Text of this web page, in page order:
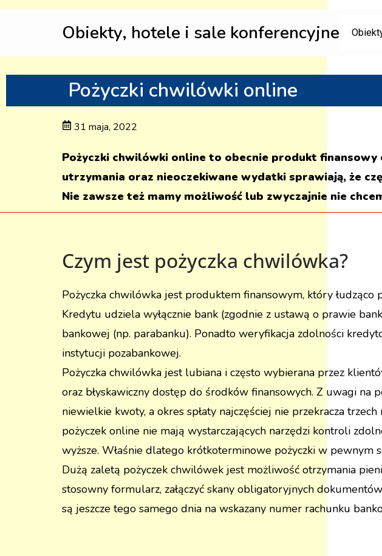
Obiekty, hotele i sale konferencyjne
Pożyczki chwilówki online
31 maja, 2022
Pożyczki chwilówki online to obecnie produkt finansowy
utrzymania oraz nieoczekiwane wydatki sprawiają, że
Nie zawsze też mamy możliwość lub zwyczajnie nie
Czym jest pożyczka chwilówka?
Pożyczka chwilówka jest produktem finansowym, który
Kredytu udziela wyłącznie bank (zgodnie z ustawą o prawie
bankowej (np. parabanku). Ponadto weryfikacja zdolności
instytucji pozabankowej.
Pożyczka chwilówka jest lubiana i często wybierana przez
oraz błyskawiczny dostęp do środków finansowych. Z uwagi na
niewielkie kwoty, a okres spłaty najczęściej nie przekracza
pożyczek online nie mają wystarczających narzędzi kontroli
wyższe. Właśnie dlatego krótkoterminowe pożyczki w pewnym
Dużą zaletą pożyczek chwilówek jest możliwość otrzymania
stosowny formularz, załączyć skany obligatoryjnych
są jeszcze tego samego dnia na wskazany numer rachunku